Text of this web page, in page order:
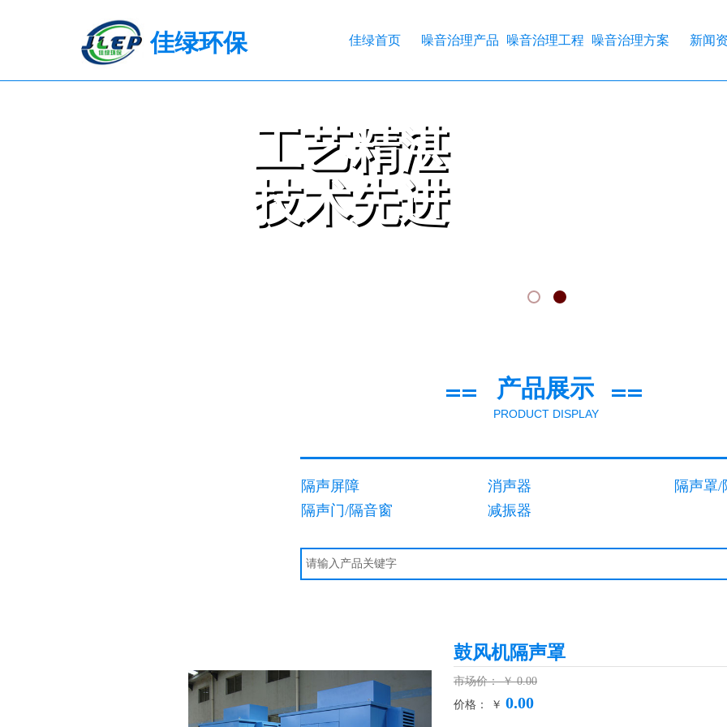
工艺精湛
技术先进
工艺精湛
技术先进
产品展示
PRODUCT DISPLAY
隔声屏障 消声器
隔声罩/
隔声门/隔音窗
减振器
鼓风机隔声罩
市场价：￥0.00
价格： ￥ 0.00
佳绿环保 佳绿首页 噪音治理产品 噪音治理工程 噪音治理方案 新闻